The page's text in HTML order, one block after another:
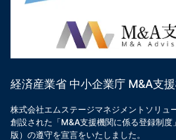
経済産業省 中小企業庁 M&A支
株式会社エムステージマネジメントソリュ
創設された「M&A支援機関に係る登録制
版）の遵守を宣言をいたしました。